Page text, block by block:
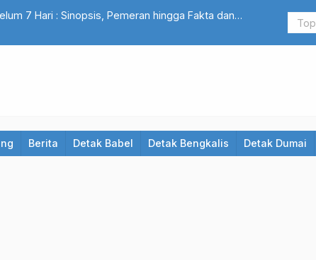
7 Hari : Sinopsis, Pemeran hingga Fakta dan
Berita Detak Babel Detak Bengkalis Detak Dumai